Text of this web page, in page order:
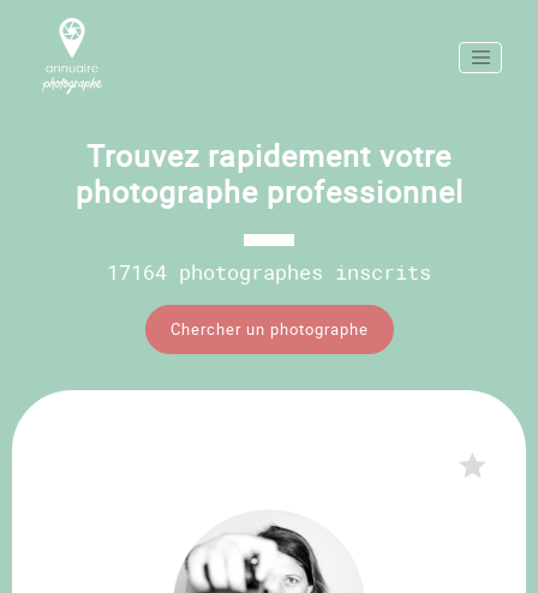
Trouvez rapidement votre
photographe professionnel
17164 photographes inscrits
Chercher un photographe